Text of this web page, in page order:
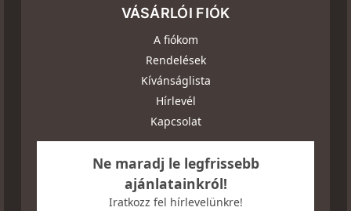
VÁSÁRLÓI FIÓK
A fiókom
Rendelések
Kívánságlista
Hírlevél
Kapcsolat
Ne maradj le legfrissebb
ajánlatainkról!
Iratkozz fel hírlevelünkre!